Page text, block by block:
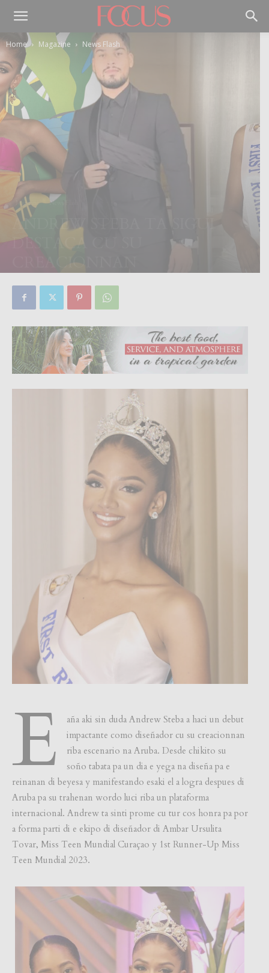
Home Magazine News Flash
Magazine News Flash
ANDREW STEBA TA SIGUI
DESTACA CU SU
CREACIONNAN
E
aña aki sin duda Andrew Steba a haci un debut
impactante como diseñador cu su creacionnan
riba escenario na Aruba. Desde chikito su
soño tabata pa un dia e yega na diseña pa e
reinanan di beyesa y manifestando esaki el a logra despues di
Aruba pa su trahenan wordo luci riba un plataforma
internacional. Andrew ta sinti prome cu tur cos honra pa por
a forma parti di e ekipo di diseñador di Ambar Ursulita
Tovar, Miss Teen Mundial Curaçao y 1st Runner-Up Miss
Teen Mundial 2023.